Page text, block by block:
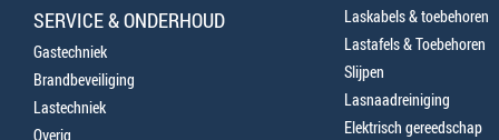
SERVICE & ONDERHOUD
Gastechniek
Brandbeveiliging
Lastechniek
Overig
Laskabels & toebehoren
Lastafels & Toebehoren
Slijpen
Lasnaadreiniging
Elektrisch gereedschap